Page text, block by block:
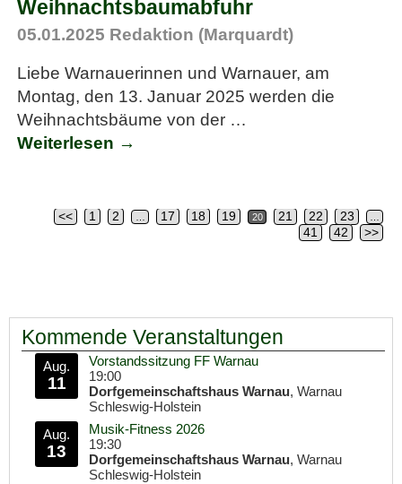
Weihnachtsbaumabfuhr
05.01.2025 Redaktion (Marquardt)
Liebe Warnauerinnen und Warnauer, am
Montag, den 13. Januar 2025 werden die
Weihnachtsbäume von der …
Weiterlesen →
<< 1 2 17 18 19 20 21 22 23
41 42 >>
Kommende Veranstaltungen
Aug.
11
Vorstandssitzung FF Warnau
19:00
Dorfgemeinschaftshaus Warnau, Warnau
Schleswig-Holstein
Aug.
13
Musik-Fitness 2026
19:30
Dorfgemeinschaftshaus Warnau, Warnau
Schleswig-Holstein